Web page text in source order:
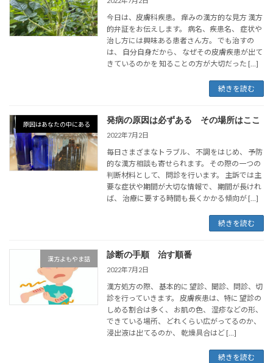
今日は、皮膚科疾患。 痒みの漢方的な見方 漢方
的弁証をお伝えします。 病名、疾患名、 症状や
治し方には興味ある患者さん方。 でも治すの
は、 自分自身だから、 なぜその皮膚疾患が出て
きているのかを 知ることの方が大切だった […]
続きを読む
原因はあなたの中にある 発病の原因は必ずある その場所はここ
2022年7月2日
毎日さまざまなトラブル、 不調をはじめ、 予防
的な漢方相談も寄せられます。 その際の一つの
判断材料として、 問診を行います。 主訴では主
要な症状や期間が大切な情報で、 期間が長けれ
ば、 治療に要する時間も長くかかる傾向が […]
続きを読む
漢方よもやま話 診断の手順 治す順番
2022年7月2日
漢方処方の際、 基本的に 望診、聞診、問診、切
診を行っていきます。 皮膚疾患は、特に 望診の
しめる割合は多く、 お肌の色、 湿疹などの形、
できている場所、 どれくらい広がってるのか、
浸出液は出てるのか、 乾燥具合はど […]
続きを読む